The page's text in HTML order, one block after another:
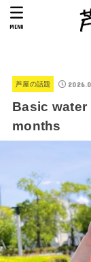
MENU
芦屋の話題
Basic
months